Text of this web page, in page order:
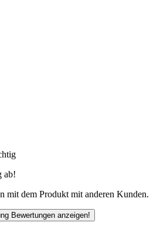
sorgt für sauberes Arbeiten.
die Installation von Sanitär- und
Türanschläge und
für den Einsatz mit einem Akku-
ab!
mit dem Produkt mit anderen Kunden.
Bewertungen anzeigen!